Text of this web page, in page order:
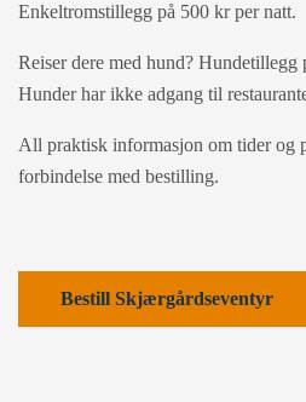
Enkeltromstillegg på 500 kr per natt.
Reiser dere med hund?
Hunder har ikke adgang til
All praktisk informasjon om tider og
forbindelse med bestilling.
Bestill Skjærgårdseventyr